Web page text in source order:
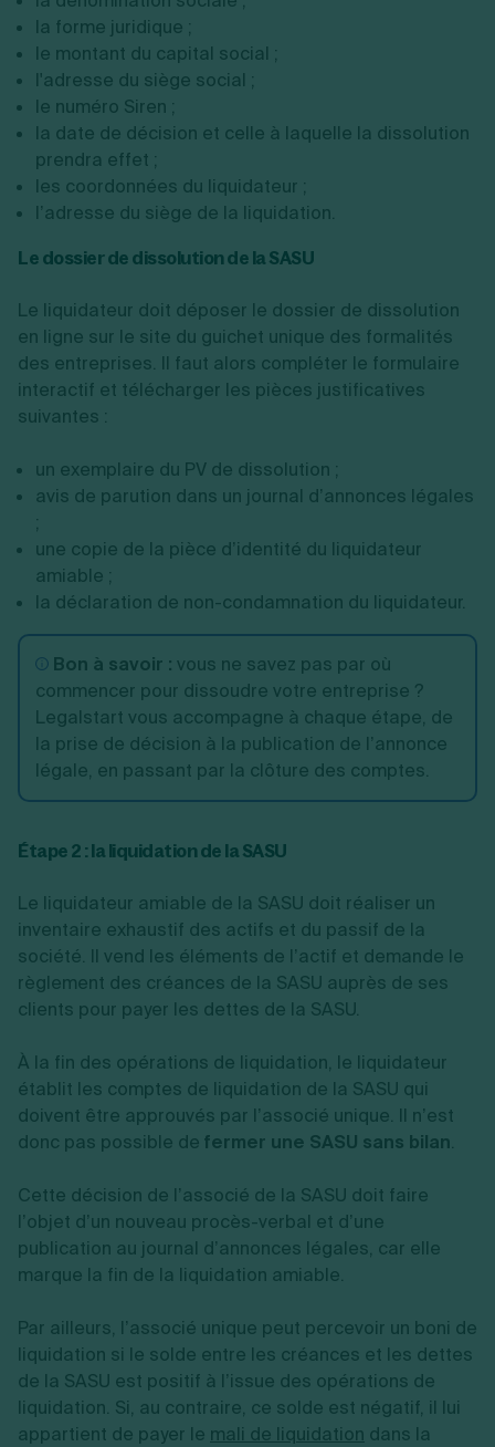
la forme juridique ;
le montant du capital social ;
l'adresse du siège social ;
le numéro Siren ;
la date de décision et celle à laquelle la dissolution
prendra effet ;
les coordonnées du liquidateur ;
l’adresse du siège de la liquidation.
Le dossier de dissolution de la SASU
Le liquidateur doit déposer le dossier de dissolution
en ligne sur le site du guichet unique des formalités
des entreprises. Il faut alors compléter le formulaire
interactif et télécharger les pièces justificatives
suivantes :
un exemplaire du PV de dissolution ;
avis de parution dans un journal d’annonces légales
;
une copie de la pièce d’identité du liquidateur
amiable ;
la déclaration de non-condamnation du liquidateur.
Bon à savoir : vous ne savez pas par où
commencer pour dissoudre votre entreprise ?
Legalstart vous accompagne à chaque étape, de
la prise de décision à la publication de l’annonce
légale, en passant par la clôture des comptes.
Étape 2 : la liquidation de la SASU
Le liquidateur amiable de la SASU doit réaliser un
inventaire exhaustif des actifs et du passif de la
société. Il vend les éléments de l’actif et demande le
règlement des créances de la SASU auprès de ses
clients pour payer les dettes de la SASU.
À la fin des opérations de liquidation, le liquidateur
établit les comptes de liquidation de la SASU qui
doivent être approuvés par l’associé unique. Il n’est
donc pas possible de fermer une SASU sans bilan.
Cette décision de l’associé de la SASU doit faire
l’objet d’un nouveau procès-verbal et d’une
publication au journal d’annonces légales, car elle
marque la fin de la liquidation amiable.
Par ailleurs, l’associé unique peut percevoir un boni de
liquidation si le solde entre les créances et les dettes
de la SASU est positif à l’issue des opérations de
liquidation. Si, au contraire, ce solde est négatif, il lui
appartient de payer le mali de liquidation dans la